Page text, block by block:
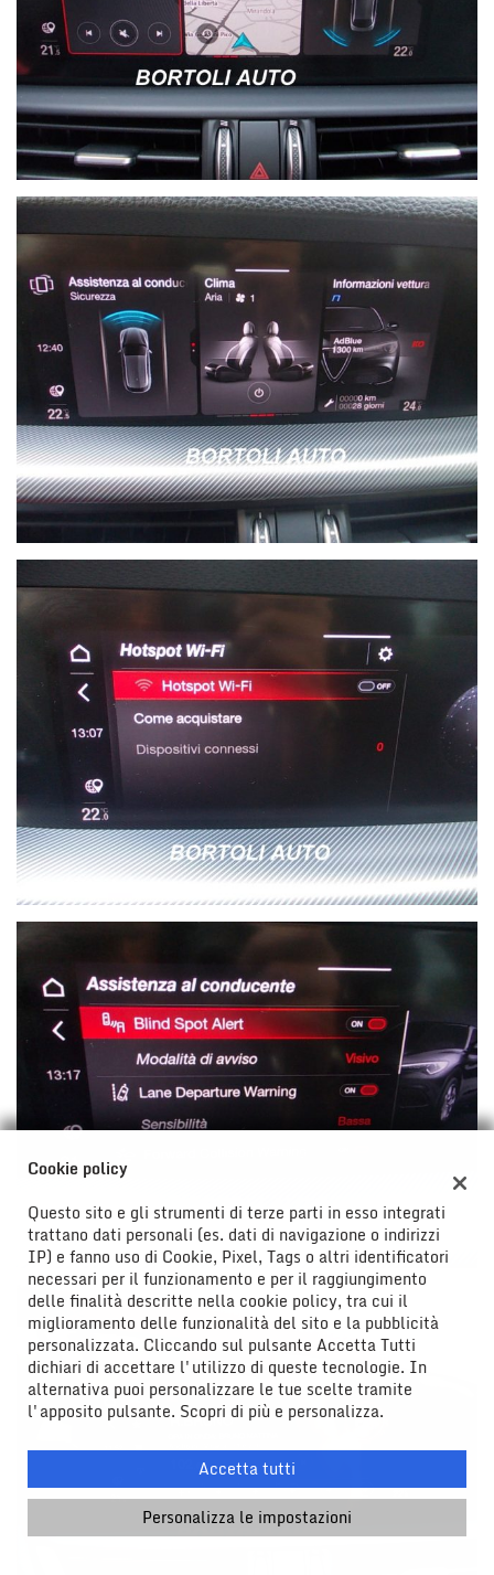
Cookie policy
Questo sito e gli strumenti di terze parti in esso integrati
trattano dati personali (es. dati di navigazione o indirizzi
IP) e fanno uso di Cookie, Pixel, Tags o altri identificatori
necessari per il funzionamento e per il raggiungimento
delle finalità descritte nella cookie policy, tra cui il
miglioramento delle funzionalità del sito e la pubblicità
personalizzata. Cliccando sul pulsante Accetta Tutti
dichiari di accettare l'utilizzo di queste tecnologie. In
alternativa puoi personalizzare le tue scelte tramite
l'apposito pulsante. Scopri di più e personalizza.
Accetta tutti
Personalizza le impostazioni